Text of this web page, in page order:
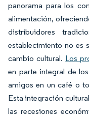
panorama para los
alimentación,
distribuidores
establecimiento no es
cambio cultural. Los
en parte integral de
amigos en un café o
Esta integración
las recesiones